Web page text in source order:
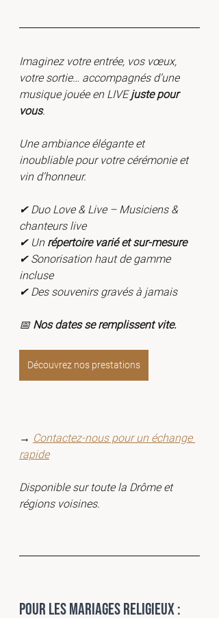
Imaginez votre entrée, vos vœux,
votre sortie… accompagnés d’une
musique jouée en LIVE juste pour
vous.
Une ambiance élégante et
inoubliable pour votre cérémonie et
vin d’honneur.
✔ Duo Love & Live – Musiciens &
chanteurs live
✔ Un répertoire varié et sur-mesure
✔ Sonorisation haut de gamme
incluse
✔ Des souvenirs gravés à jamais
📅 Nos dates se remplissent vite.
Découvrez nos prestations
→ Contactez-nous pour un échange
rapide
Disponible sur toute la Drôme et
régions voisines.
Pour les mariages religieux :